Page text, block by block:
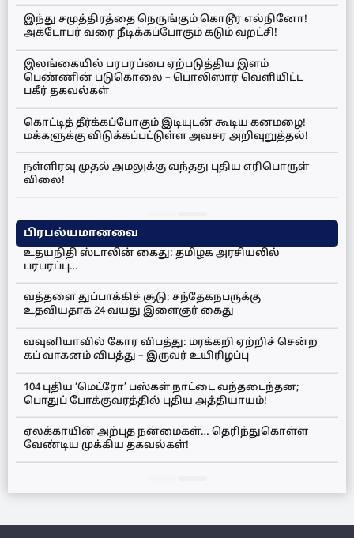
இந்து சமுத்திரத்தை நெருங்கும் கொடூர எல்நினோ!
அக்டோபர் வரை நீடிக்கப்போகும் கடும் வறட்சி!
இலங்கையில் பரபரப்பை ஏற்படுத்திய இளம்
பெண்ணின் படுகொலை – பொலிஸார் வெளியிட்ட
பகீர் தகவல்கள்
கொட்டித் தீர்க்கப்போகும் இடியுடன் கூடிய கனமழை!
மக்களுக்கு விடுக்கப்பட்டுள்ள அவசர அறிவுறுத்தல்!
நள்ளிரவு முதல் அமலுக்கு வந்தது புதிய எரிபொருள்
விலை!
பிரபல்யமானவை
உதயநிதி ஸ்டாலின் கைது: தமிழக அரசியலில்
பரபரப்பு…
வத்தளை துப்பாக்கிச் சூடு: சந்தேகநபருக்கு
உதவியதாக 24 வயது இளைஞர் கைது
வவுனியாவில் கோர விபத்து: மரக்கறி ஏற்றிச் சென்ற
கப் வாகனம் விபத்து – இருவர் உயிரிழப்பு
104 புதிய ‘மெட்ரோ’ பஸ்கள் நாட்டை வந்தடைந்தன;
பொதுப் போக்குவரத்தில் புதிய அத்தியாயம்!
ஏலக்காயின் அற்புத நன்மைகள்… தெரிந்துகொள்ள
வேண்டிய முக்கிய தகவல்கள்!